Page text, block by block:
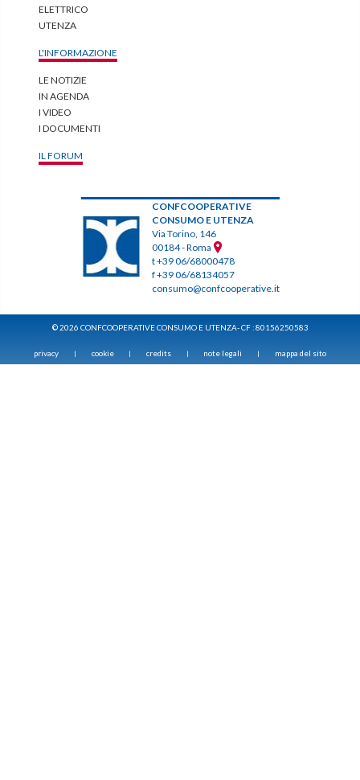
ELETTRICO
UTENZA
L'INFORMAZIONE
LE NOTIZIE
IN AGENDA
I VIDEO
I DOCUMENTI
IL FORUM
CONFCOOPERATIVE
CONSUMO E UTENZA
Via Torino, 146
00184 - Roma
t +39 06/68000478
f +39 06/68134057
consumo@confcooperative.it
© 2026 CONFCOOPERATIVE CONSUMO E UTENZA- CF : 80156250583
privacy cookie credits note legali mappa del sito